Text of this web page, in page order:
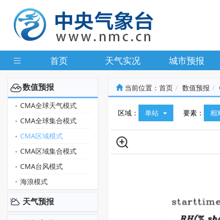
首页 天气实况 城市预报
数值预报
CMA全球天气模式
CMA全球集合模式
CMA区域模式
CMA区域集合模式
CMA台风模式
海浪模式
天气预报
当前位置： 首页 数值预报
区域： 单站 要素： 相